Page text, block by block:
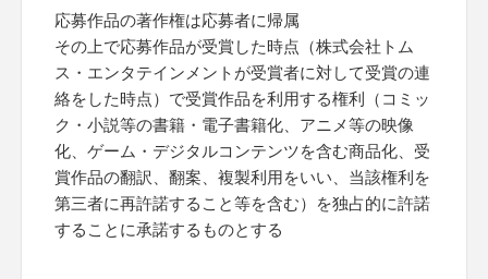
応募作品の著作権は応募者に帰属
その上で応募作品が受賞した時点（株式会社トム
ス・エンタテインメントが受賞者に対して受賞の連
絡をした時点）で受賞作品を利用する権利（コミッ
ク・小説等の書籍・電子書籍化、アニメ等の映像
化、ゲーム・デジタルコンテンツを含む商品化、受
賞作品の翻訳、翻案、複製利用をいい、当該権利を
第三者に再許諾すること等を含む）を独占的に許諾
することに承諾するものとする